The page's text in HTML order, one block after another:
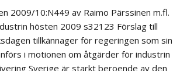
2009/10:N449 av Raimo Pärssinen m.fl.
hösten 2009 s32123 Förslag till
tillkännager för regeringen som sin
i motionen om åtgärder för industrin
Sverige är starkt beroende av den